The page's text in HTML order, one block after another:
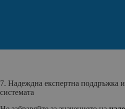
7. Надеждна експертна поддръжка
системата